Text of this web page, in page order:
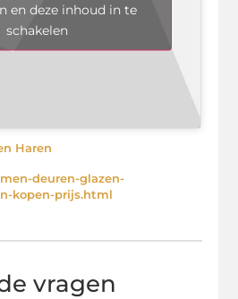
en deze inhoud in te
schakelen
Haren
deuren-glazen-
kopen-prijs.html
vragen